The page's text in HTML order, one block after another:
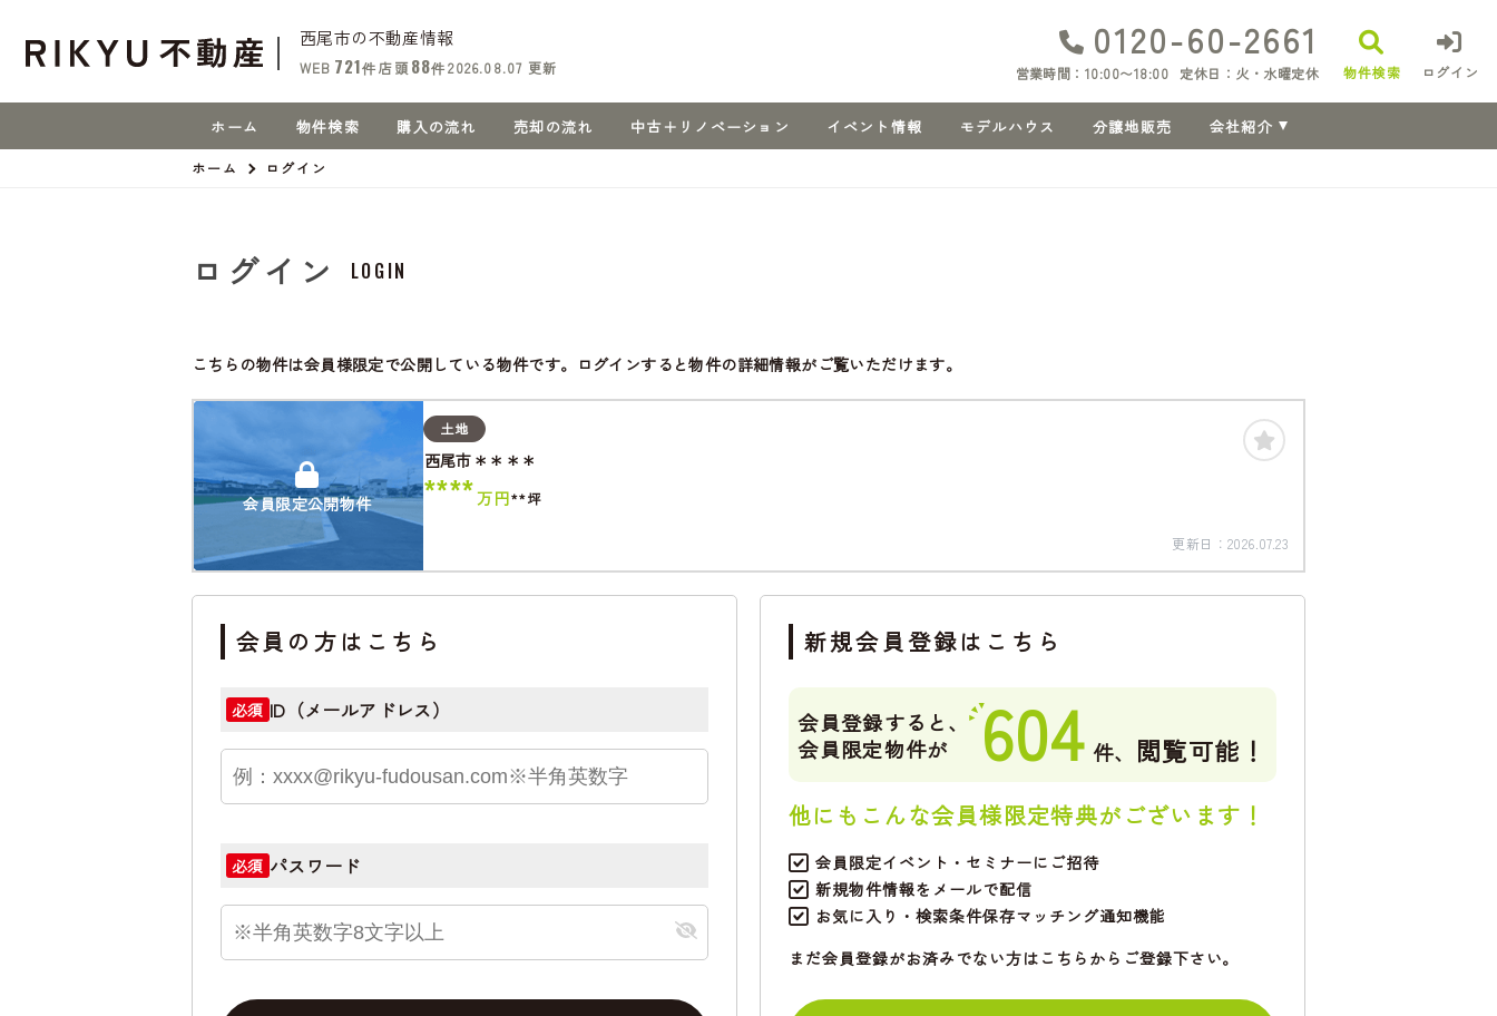
西尾市の不動産情報
WEB 721件 店頭 88件 2026.08.07 更新
0120-60-2661
営業時間：10:00〜18:00 定休日：火・水曜定休 物件検索 ログイン
ホーム 物件検索 購入の流れ 売却の流れ 中古＋リノベーション イベント情報 モデルハウス 分譲地販売 会社紹介
ホーム ログイン
ログイン LOGIN
こちらの物件は会員様限定で公開している物件です。ログインすると物件の詳細情報がご覧いただけます。
会員限定公開物件
土地
西尾市＊＊＊＊
****万円**坪
更新日： 2026.07.23
会員の方はこちら
必須 ID（メールアドレス）
必須 パスワード
新規会員登録はこちら
会員登録すると、
会員限定物件が
604 件、 閲覧可能！
他にもこんな会員様限定特典がございます！
会員限定イベント・セミナーにご招待
新規物件情報をメールで配信
お気に入り・検索条件保存マッチング通知機能
まだ会員登録がお済みでない方はこちらからご登録下さい。